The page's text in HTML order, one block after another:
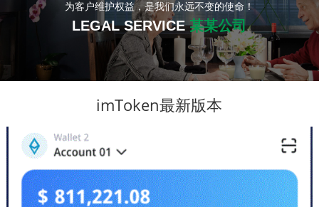
为客户维护权益，是我们永远不变的使命！
LEGAL SERVICE某某公司
imToken最新版本